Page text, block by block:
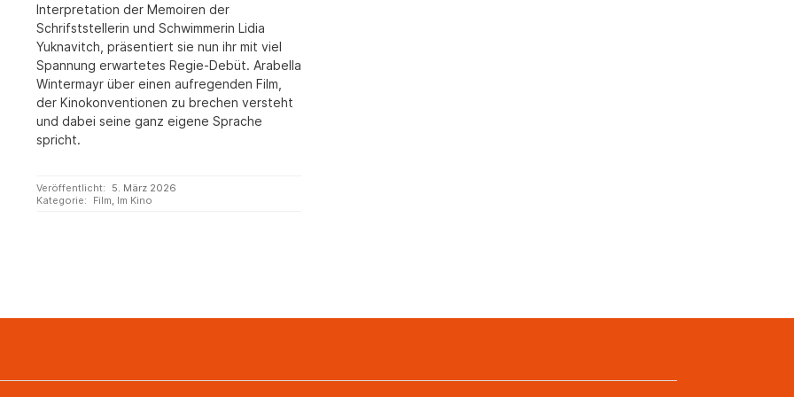
Interpretation der Memoiren der
Schrifststellerin und Schwimmerin Lidia
Yuknavitch, präsentiert sie nun ihr mit viel
Spannung erwartetes Regie-Debüt. Arabella
Wintermayr über einen aufregenden Film,
der Kinokonventionen zu brechen versteht
und dabei seine ganz eigene Sprache
spricht.
Veröffentlicht:
5. März 2026
Kategorie:
Film Im Kino